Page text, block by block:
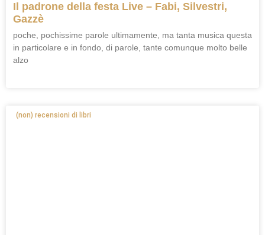
Il padrone della festa Live – Fabi, Silvestri,
Gazzè
poche, pochissime parole ultimamente, ma tanta musica questa
in particolare e in fondo, di parole, tante comunque molto belle
alzo
(non) recensioni di libri